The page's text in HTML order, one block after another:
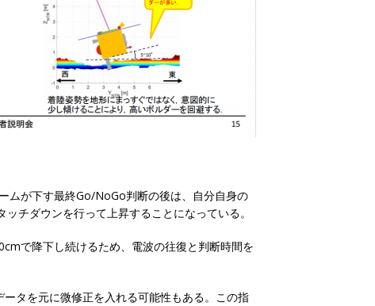
ムが下す最終Go/NoGo判断の後は、自分自身の
チダウンを行って上昇することになっている。
で降下し続けるため、電波の往復と判断時間を
タを元に微修正を入れる可能性もある。この指